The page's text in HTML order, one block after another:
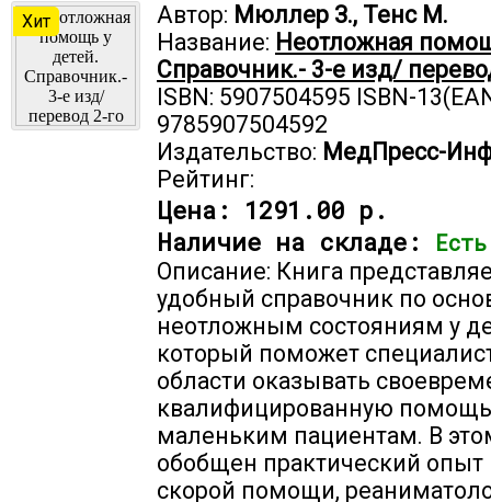
Хит Автор: Мюллер З., Тенс М.
Название: Неотложная
Справочник.- 3-е изд/
ISBN: 5907504595 ISBN-
9785907504592
Издательство: МедПресс-
Рейтинг:
Цена: 1291.00 р.
Наличие на складе:
Описание: Книга
удобный справочник по
неотложным состояниям у
который поможет
области оказывать
квалифицированную помощь
маленьким пациентам. В
обобщен практический опыт
скорой помощи,